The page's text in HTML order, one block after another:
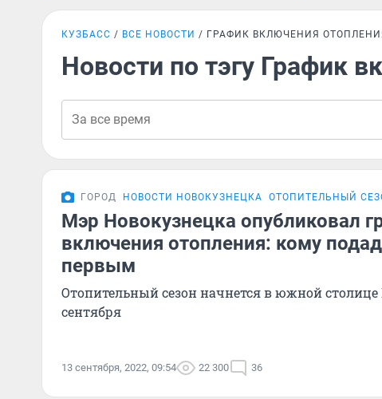
КУЗБАСС ВСЕ НОВОСТИ ГРАФИК ВКЛЮЧЕНИЯ
Новости по тэгу График
ГОРОД НОВОСТИ НОВОКУЗНЕЦКА ОТОПИТЕЛЬНЫЙ
Мэр Новокузнецка опубликовал
включения отопления: кому
первым
Отопительный сезон начнется в южной столице
сентября
13 сентября, 2022, 09:54 22 300 36